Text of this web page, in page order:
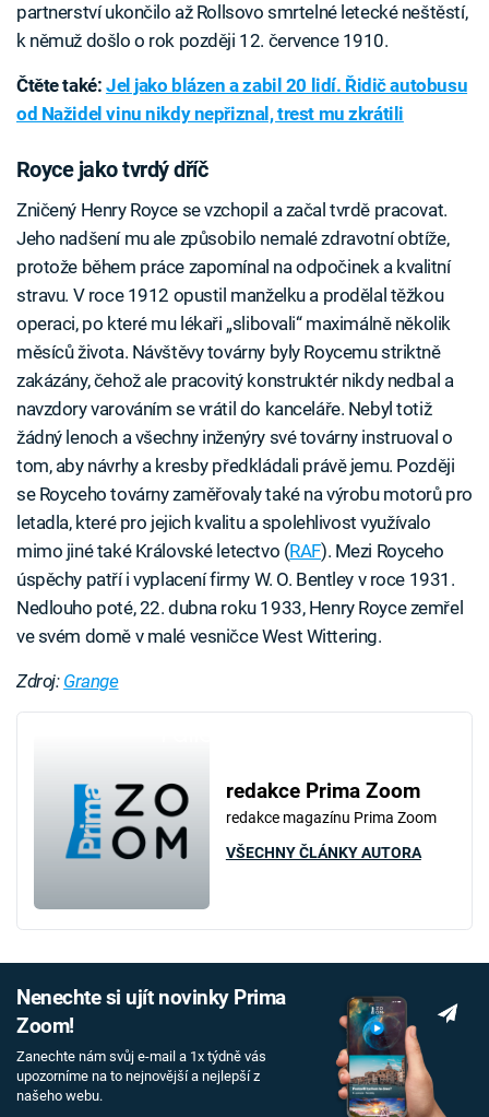
partnerství ukončilo až Rollsovo smrtelné letecké neštěstí,
k němuž došlo o rok později 12. července 1910.
Čtěte také: Jel jako blázen a zabil 20 lidí. Řidič autobusu
od Nažidel vinu nikdy nepřiznal, trest mu zkrátili
Royce jako tvrdý dříč
Zničený Henry Royce se vzchopil a začal tvrdě pracovat.
Jeho nadšení mu ale způsobilo nemalé zdravotní obtíže,
protože během práce zapomínal na odpočinek a kvalitní
stravu. V roce 1912 opustil manželku a prodělal těžkou
operaci, po které mu lékaři „slibovali“ maximálně několik
měsíců života. Návštěvy továrny byly Roycemu striktně
zakázány, čehož ale pracovitý konstruktér nikdy nedbal a
navzdory varováním se vrátil do kanceláře. Nebyl totiž
žádný lenoch a všechny inženýry své továrny instruoval o
tom, aby návrhy a kresby předkládali právě jemu. Později
se Royceho továrny zaměřovaly také na výrobu motorů pro
letadla, které pro jejich kvalitu a spolehlivost využívalo
mimo jiné také Královské letectvo (RAF). Mezi Royceho
úspěchy patří i vyplacení firmy W. O. Bentley v roce 1931.
Nedlouho poté, 22. dubna roku 1933, Henry Royce zemřel
ve svém domě v malé vesničce West Wittering.
Zdroj: Grange
redakce Prima Zoom
redakce magazínu Prima Zoom
VŠECHNY ČLÁNKY AUTORA
Nenechte si ujít novinky Prima
Zoom!
Zanechte nám svůj e-mail a 1x týdně vás
upozorníme na to nejnovější a nejlepší z
našeho webu.